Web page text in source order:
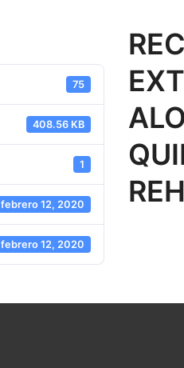
75
408.56 KB
1
febrero 12, 2020
febrero 12, 2020